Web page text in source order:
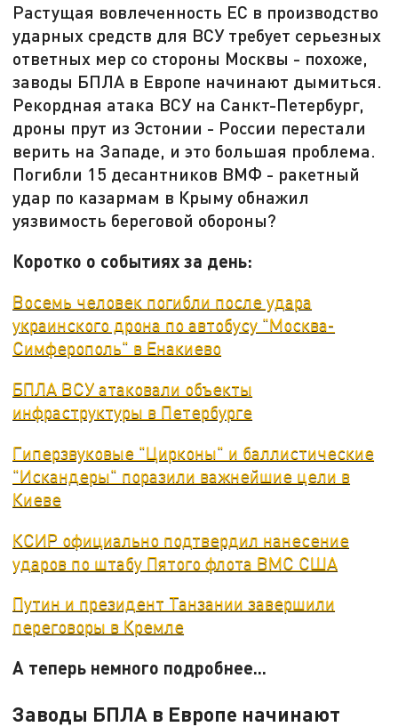
Растущая вовлеченность ЕС в производство
ударных средств для ВСУ требует серьезных
ответных мер со стороны Москвы - похоже,
заводы БПЛА в Европе начинают дымиться.
Рекордная атака ВСУ на Санкт-Петербург,
дроны прут из Эстонии - России перестали
верить на Западе, и это большая проблема.
Погибли 15 десантников ВМФ - ракетный
удар по казармам в Крыму обнажил
уязвимость береговой обороны?
Коротко о событиях за день:
Восемь человек погибли после удара
украинского дрона по автобусу "Москва-
Симферополь" в Енакиево
БПЛА ВСУ атаковали объекты
инфраструктуры в Петербурге
Гиперзвуковые "Цирконы" и баллистические
"Искандеры" поразили важнейшие цели в
Киеве
КСИР официально подтвердил нанесение
ударов по штабу Пятого флота ВМС США
Путин и президент Танзании завершили
переговоры в Кремле
А теперь немного подробнее...
Заводы БПЛА в Европе начинают